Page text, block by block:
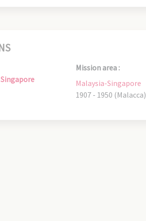
Mission area :
Malaysia-Singapore
1907 - 1950 (Malacca)